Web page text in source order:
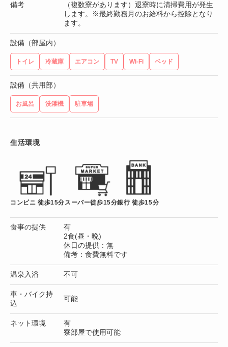
備考
（複数寮があります）退寮時に清掃費用が発生
します。※最終勤務月のお給料から控除となり
ます。
設備（部屋内）
トイレ 冷蔵庫 エアコン TV Wi-Fi ベッド
設備（共用部）
お風呂 洗濯機 駐車場
生活環境
コンビニ 徒歩15分スーパー徒歩15分銀行 徒歩15分
食事の提供
有
2食(昼・晩)
休日の提供：無
備考：食費無料です
温泉入浴 不可
車・バイク持
込
可能
ネット環境
有
寮部屋で使用可能